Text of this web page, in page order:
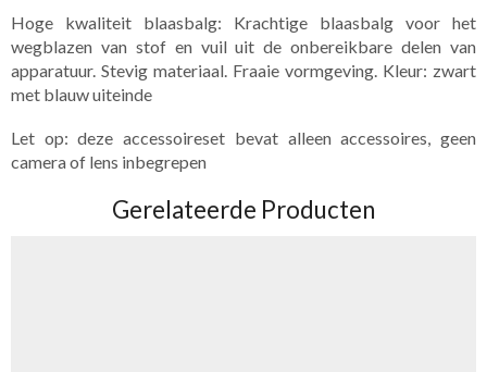
Hoge kwaliteit blaasbalg: Krachtige blaasbalg voor het
wegblazen van stof en vuil uit de onbereikbare delen van
apparatuur. Stevig materiaal. Fraaie vormgeving. Kleur: zwart
met blauw uiteinde
Let op: deze accessoireset bevat alleen accessoires, geen
camera of lens inbegrepen
Gerelateerde Producten